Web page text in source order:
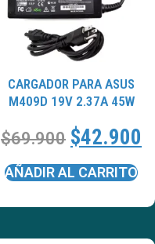
CARGADOR PARA ASUS
M409D 19V 2.37A 45W
$69.900 $42.900
AÑADIR AL CARRITO